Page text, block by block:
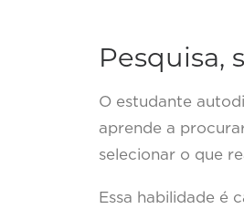
Pesquisa,
O estudante
aprende a
selecionar o que
Essa habilidade é